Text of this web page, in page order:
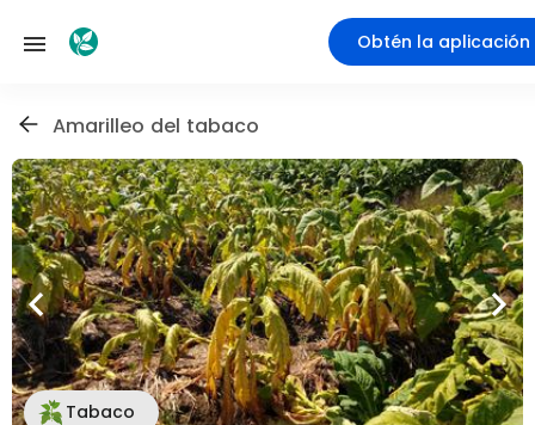
Obtén la aplicación
Amarilleo del tabaco
Tabaco